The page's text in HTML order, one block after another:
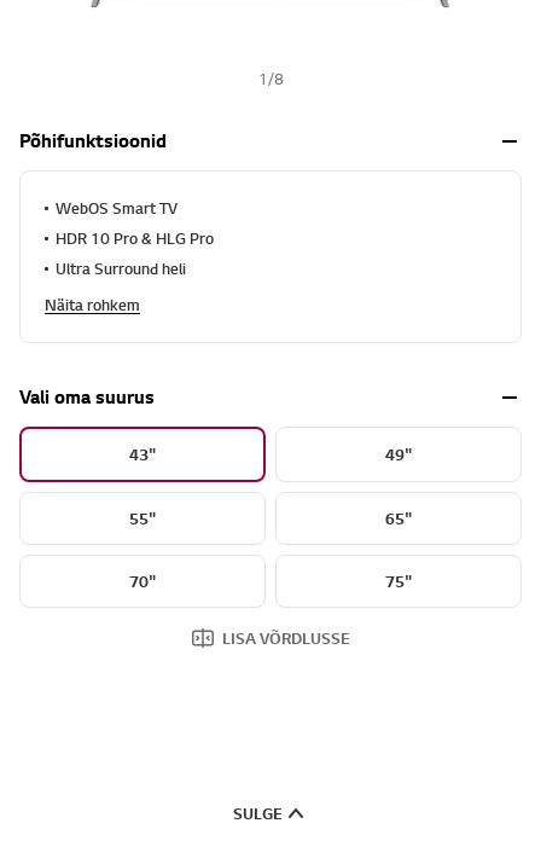
1 /8
Põhifunktsioonid
WebOS Smart TV
HDR 10 Pro & HLG Pro
Ultra Surround heli
Näita rohkem
Vali oma suurus
43" 49"
55" 65"
70" 75"
LISA VÕRDLUSSE
SULGE